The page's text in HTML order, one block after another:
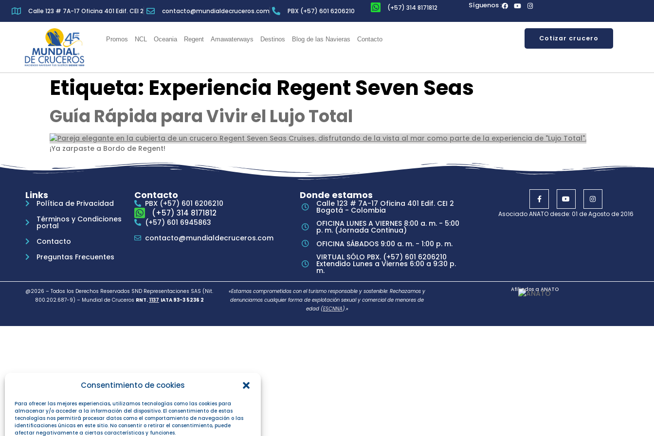
Consentimiento de cookies
Para ofrecer las mejores experiencias, utilizamos tecnologías como las cookies para
almacenar y/o acceder a la información del dispositivo. El consentimiento de estas
tecnologías nos permitirá procesar datos como el comportamiento de navegación o las
identificaciones únicas en este sitio. No consentir o retirar el consentimiento, puede
afectar negativamente a ciertas características y funciones.
Calle 123 # 7A-17 Oficina 401 Edif. CEI 2 contacto@mundialdecruceros.com PBX (+57) 601 6206210 (+57) 314 8171812 Síguenos :
Promos NCL Oceania Regent Amawaterways Destinos Blog de las Navieras Contacto Cotizar crucero
Etiqueta: Experiencia Regent Seven Seas
Guía Rápida para Vivir el Lujo Total
¡Ya zarpaste a Bordo de Regent!
Links
Política de Privacidad
Términos y Condiciones
portal
Contacto
Preguntas Frecuentes
Contacto
PBX (+57) 601 6206210
(+57) 314 8171812
(+57) 601 6945863
contacto@mundialdecruceros.com
Donde estamos
Calle 123 # 7A-17 Oficina 401 Edif. CEI 2
Bogotá - Colombia
OFICINA LUNES A VIERNES 8:00 a. m. - 5:00
p. m. (Jornada Continua)
OFICINA SÁBADOS 9:00 a. m. - 1:00 p. m.
VIRTUAL SÓLO PBX. (+57) 601 6206210
Extendido Lunes a Viernes 6:00 a 9:30 p.
m.
Asociado ANATO desde: 01 de Agosto de 2016
@2026 – Todos los Derechos Reservados SND Representaciones SAS (Nit.
800.202.687-9) – Mundial de Cruceros RNT. 1137 IATA 93-3 5236 2
«Estamos comprometidos con el turismo responsable y sostenible: Rechazamos y
denunciamos cualquier forma de explotación sexual y comercial de menores de
edad (ESCNNA).»
Afiliados a ANATO